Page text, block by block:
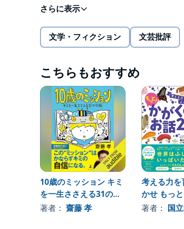
誰もが自分を正義と信じて、相手を悪
だとすれば、「正義の反対は悪」では
とりわけ現代では、その視点が必要な
この本では、童話探偵ブルースと秘書
たとえばこんなふうに。
『3匹の子ブタ』を読むときに、オオ
『裸の王様』が見えない服を見えると
のだろうか?
『鶴の恩返し』でおじいさんとおばあ
い。
各話の最後に用意されたブルースの読
りしているうちに、自然と「物事をさ
物事をさまざまな角度から見る力。
それって、こういうことです!
● いろんな考え方を理解できるように
文学・フィクション 文芸批評
こちらもおすすめ
10歳のミッション キミ
を一生ささえる31の行
動
著者： 齋藤 孝
考える力を
かせ もっ
お話25
著者： 国立